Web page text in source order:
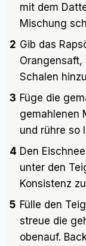
mit dem
Mischung
2 Gib das
Schalen
3 Füge die
gemahlenen
und rühre so
4 Den
unter den
Konsistenz
5 Fülle den
streue die
obenauf.